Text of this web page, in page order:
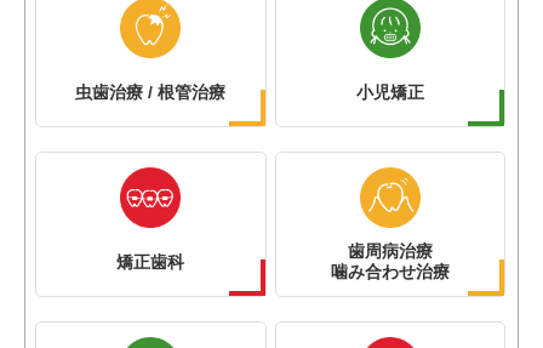
虫歯治療 / 根管治療 小児矯正
矯正歯科
歯周病治療
噛み合わせ治療